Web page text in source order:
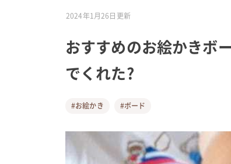
2024年1月26日 更新
おすすめのお絵かきボ
でくれた?
#お絵かき #ボード